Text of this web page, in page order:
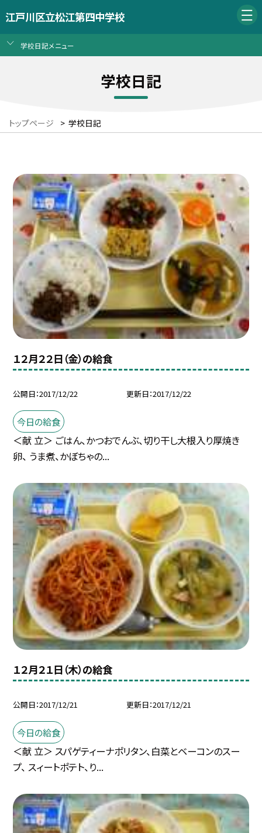
江戸川区立松江第四中学校
学校日記メニュー
学校日記
トップページ > 学校日記
１２月２２日（金）の給食
公開日 2017/12/22 更新日 2017/12/22
今日の給食
＜献 立＞ ごはん、かつおでんぶ、切り干し大根入り厚焼き
卵、 うま煮、かぼちゃの...
１２月２１日（木）の給食
公開日 2017/12/21 更新日 2017/12/21
今日の給食
＜献 立＞ スパゲティーナポリタン、白菜とベーコンのスー
プ、 スィートポテト、り...